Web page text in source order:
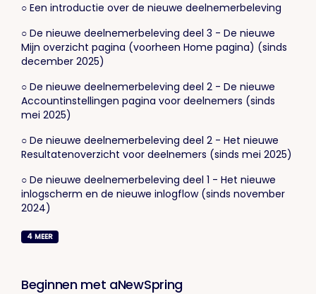
○ Een introductie over de nieuwe deelnemerbeleving
○ De nieuwe deelnemerbeleving deel 3 - De nieuwe
Mijn overzicht pagina (voorheen Home pagina) (sinds
december 2025)
○ De nieuwe deelnemerbeleving deel 2 - De nieuwe
Accountinstellingen pagina voor deelnemers (sinds
mei 2025)
○ De nieuwe deelnemerbeleving deel 2 - Het nieuwe
Resultatenoverzicht voor deelnemers (sinds mei 2025)
○ De nieuwe deelnemerbeleving deel 1 - Het nieuwe
inlogscherm en de nieuwe inlogflow (sinds november
2024)
4 MEER
Beginnen met aNewSpring